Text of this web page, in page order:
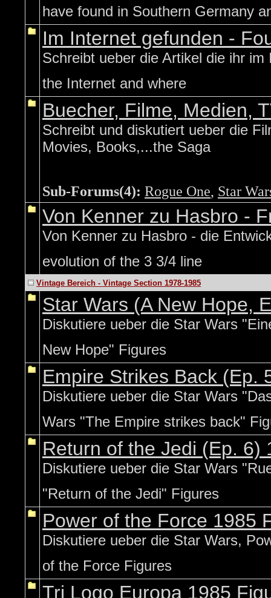
have found in Southern Germany
Im Internet gefunden -
Schreibt ueber die Artikel die ihr
the Internet and where
Buecher, Filme, Medien,
Schreibt und diskutiert ueber die
Movies, Books,...the Saga
Sub-Forums(4): Rogue One, Star
Von Kenner zu Hasbro -
Von Kenner zu Hasbro - die
evolution of the 3 3/4 line
Vintage Bereich - Vintage Section 1978-1985
Star Wars (A New Hope,
Diskutiere ueber die Star Wars
New Hope" Figures
Empire Strikes Back (Ep.
Diskutiere ueber die Star Wars
Wars "The Empire strikes back"
Return of the Jedi (Ep. 6)
Diskutiere ueber die Star Wars
"Return of the Jedi" Figures
Power of the Force 1985
Diskutiere ueber die Star Wars,
of the Force Figures
Tri Logo Europa 1985